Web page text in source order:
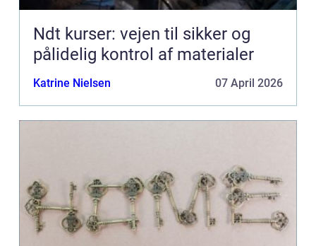
Ndt kurser: vejen til sikker og
pålidelig kontrol af materialer
Katrine Nielsen 07 April 2026